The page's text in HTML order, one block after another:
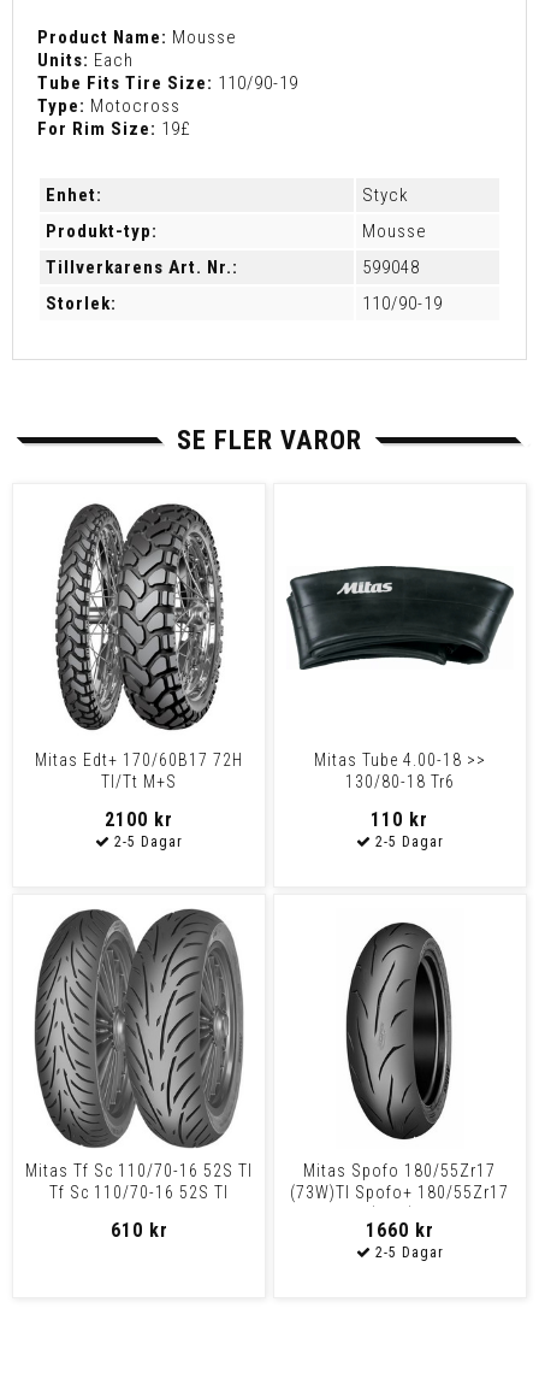
Product Name: Mousse
Units: Each
Tube Fits Tire Size: 110/90-19
Type: Motocross
For Rim Size: 19£
Enhet:
Styck
Produkt-typ:
Mousse
Tillverkarens Art. Nr.:
599048
Storlek:
110/90-19
SE FLER VAROR
Mitas Edt+ 170/60B17 72H
Tl/Tt M+S
2100 kr
Mitas Tube 4.00-18 >>
130/80-18 Tr6
110 kr
Mitas Tf Sc 110/70-16 52S Tl
Tf Sc 110/70-16 52S Tl
610 kr
Mitas Spofo 180/55Zr17
(73W)Tl Spofo+ 180/55Zr17
1660 kr